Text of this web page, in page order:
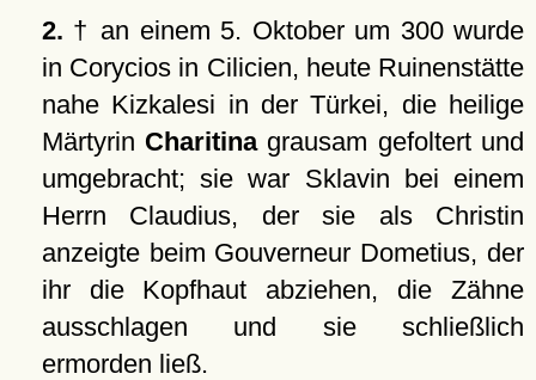
2. † an einem 5. Oktober um 300 wurde
in Corycios in Cilicien, heute Ruinenstätte
nahe Kizkalesi in der Türkei, die heilige
Märtyrin Charitinagrausam gefoltert und
umgebracht; sie war Sklavin bei einem
Herrn Claudius, der sie als Christin
anzeigte beim Gouverneur Dometius, der
ihr die Kopfhaut abziehen, die Zähne
ausschlagen und sie schließlich
ermorden ließ.